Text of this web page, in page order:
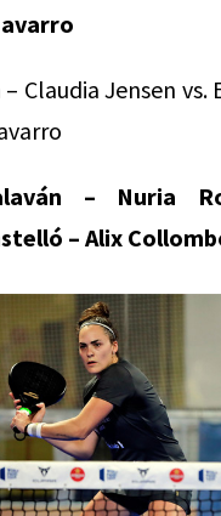
– Claudia Jensen vs.
– Nuria
– Alix